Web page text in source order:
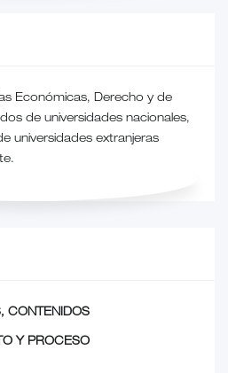
Económicas, Derecho y de
de universidades nacionales,
universidades extranjeras
CONTENIDOS
Y PROCESO